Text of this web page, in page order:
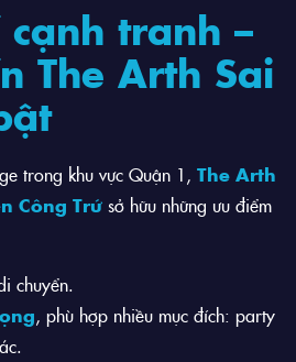
tranh –
The Arth Sai
trong khu vực Quận 1, The Arth
Công Trứ sở hữu những ưu điểm
chuyển.
, phù hợp nhiều mục đích: party